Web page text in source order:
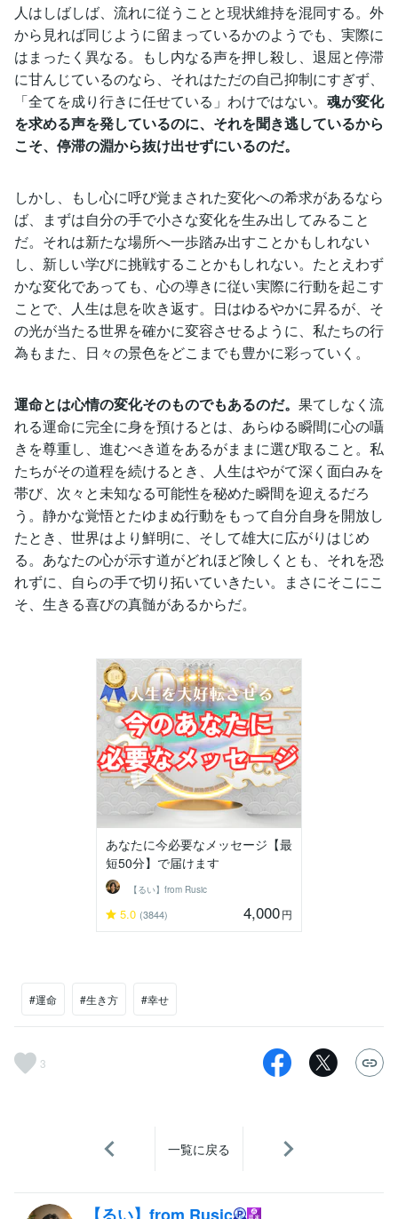
人はしばしば、流れに従うことと現状維持を混同する。外
から見れば同じように留まっているかのようでも、実際に
はまったく異なる。もし内なる声を押し殺し、退屈と停滞
に甘んじているのなら、それはただの自己抑制にすぎず、
「全てを成り行きに任せている」わけではない。 魂が変化
を求める声を発しているのに、それを聞き逃しているから
こそ、停滞の淵から抜け出せずにいるのだ。
しかし、もし心に呼び覚まされた変化への希求があるなら
ば、まずは自分の手で小さな変化を生み出してみること
だ。それは新たな場所へ一歩踏み出すことかもしれない
し、新しい学びに挑戦することかもしれない。たとえわず
かな変化であっても、心の導きに従い実際に行動を起こす
ことで、人生は息を吹き返す。日はゆるやかに昇るが、そ
の光が当たる世界を確かに変容させるように、私たちの行
為もまた、日々の景色をどこまでも豊かに彩っていく。
運命とは心情の変化そのものでもあるのだ。 果てしなく流
れる運命に完全に身を預けるとは、あらゆる瞬間に心の囁
きを尊重し、進むべき道をあるがままに選び取ること。私
たちがその道程を続けるとき、人生はやがて深く面白みを
帯び、次々と未知なる可能性を秘めた瞬間を迎えるだろ
う。静かな覚悟とたゆまぬ行動をもって自分自身を開放し
たとき、世界はより鮮明に、そして雄大に広がりはじめ
る。あなたの心が示す道がどれほど険しくとも、それを恐
れずに、自らの手で切り拓いていきたい。まさにそこにこ
そ、生きる喜びの真髄があるからだ。
あなたに今必要なメッセージ【最
短50分】で届けます
【るい】from Rusic
5.0 (3844) 4,000円
#運命 #生き方 #幸せ
3
一覧に戻る